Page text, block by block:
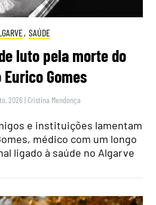
, SAÚDE
luto pela morte do
Gomes
2026 | Cristina Mendonça
e instituições lamentam
médico com um longo
ligado à saúde no Algarve